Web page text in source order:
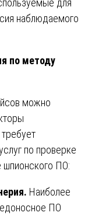
для
наблюдаемого
по методу
можно
по проверке
шпионского ПО:
Наиболее
ПО